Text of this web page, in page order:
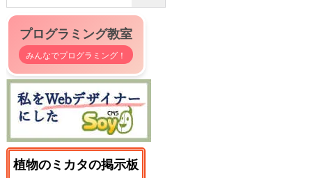
プログラミング教室
みんなでプログラミング！
植物のミカタの掲示板